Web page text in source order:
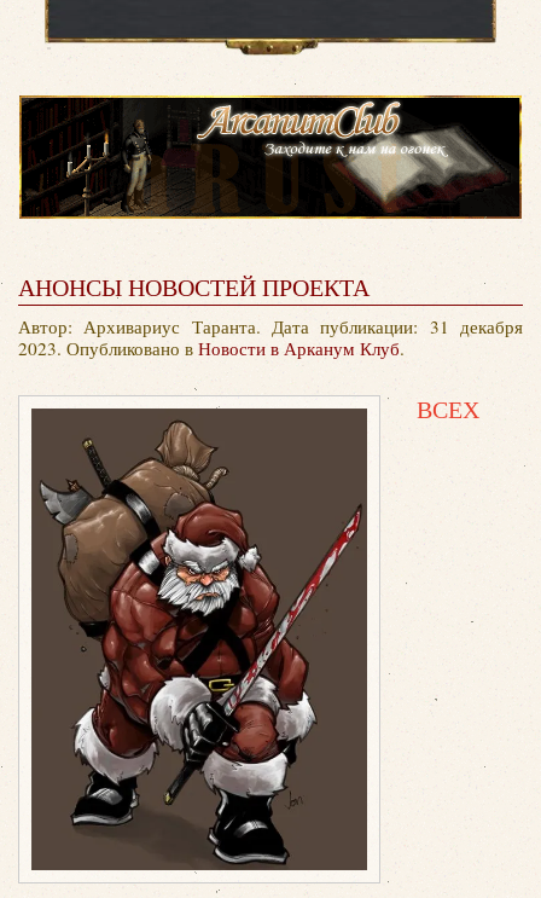
АНОНСЫ НОВОСТЕЙ ПРОЕКТА
Автор: Архивариус Таранта. Дата публикации: 31 декабря
2023. Опубликовано в Новости в Арканум Клуб.
ВСЕХ